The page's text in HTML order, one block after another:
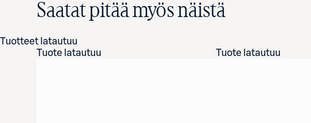
Saatat pitää myös näistä
Tuotteet latautuu
Tuote latautuu
Tuote latautuu